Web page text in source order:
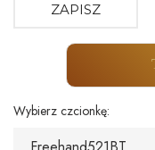
ZAPISZ
Wybierz czcionkę: